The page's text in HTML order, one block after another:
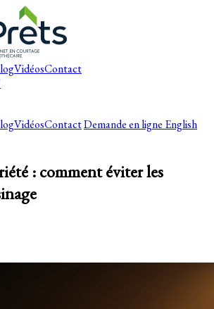
VidéosContact
VidéosContactDemande en ligne English
: comment éviter les